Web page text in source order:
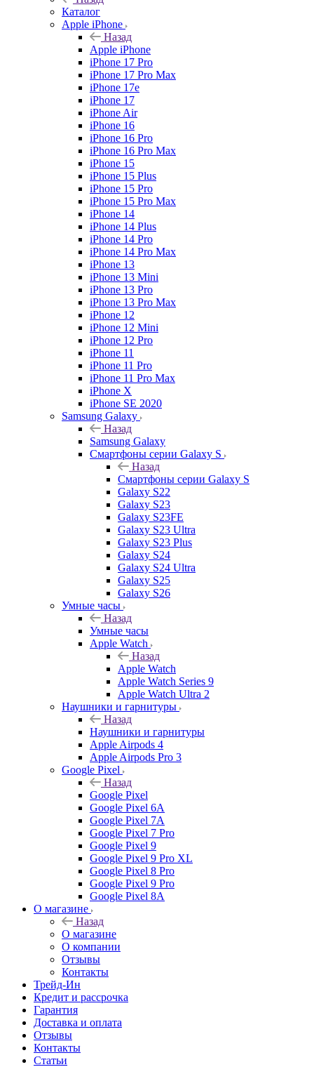
Каталог
Apple iPhone
Назад
Apple iPhone
iPhone 17 Pro
iPhone 17 Pro Max
iPhone 17e
iPhone 17
iPhone Air
iPhone 16
iPhone 16 Pro
iPhone 16 Pro Max
iPhone 15
iPhone 15 Plus
iPhone 15 Pro
iPhone 15 Pro Max
iPhone 14
iPhone 14 Plus
iPhone 14 Pro
iPhone 14 Pro Max
iPhone 13
iPhone 13 Mini
iPhone 13 Pro
iPhone 13 Pro Max
iPhone 12
iPhone 12 Mini
iPhone 12 Pro
iPhone 11
iPhone 11 Pro
iPhone 11 Pro Max
iPhone X
iPhone SE 2020
Samsung Galaxy
Назад
Samsung Galaxy
Смартфоны серии Galaxy S
Назад
Смартфоны серии Galaxy S
Galaxy S22
Galaxy S23
Galaxy S23FE
Galaxy S23 Ultra
Galaxy S23 Plus
Galaxy S24
Galaxy S24 Ultra
Galaxy S25
Galaxy S26
Умные часы
Назад
Умные часы
Apple Watch
Назад
Apple Watch
Apple Watch Series 9
Apple Watch Ultra 2
Наушники и гарнитуры
Назад
Наушники и гарнитуры
Apple Airpods 4
Apple Airpods Pro 3
Google Pixel
Назад
Google Pixel
Google Pixel 6A
Google Pixel 7А
Google Pixel 7 Pro
Google Pixel 9
Google Pixel 9 Pro XL
Google Pixel 8 Pro
Google Pixel 9 Pro
Google Pixel 8A
О магазине
Назад
О магазине
О компании
Отзывы
Контакты
Трейд-Ин
Кредит и рассрочка
Гарантия
Доставка и оплата
Отзывы
Контакты
Статьи